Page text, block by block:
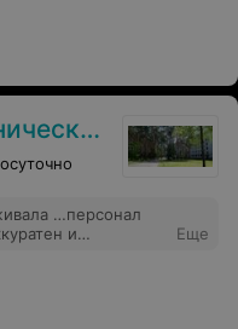
и лечения .
труд.Успехов в
7 палата
…персонал
Еще